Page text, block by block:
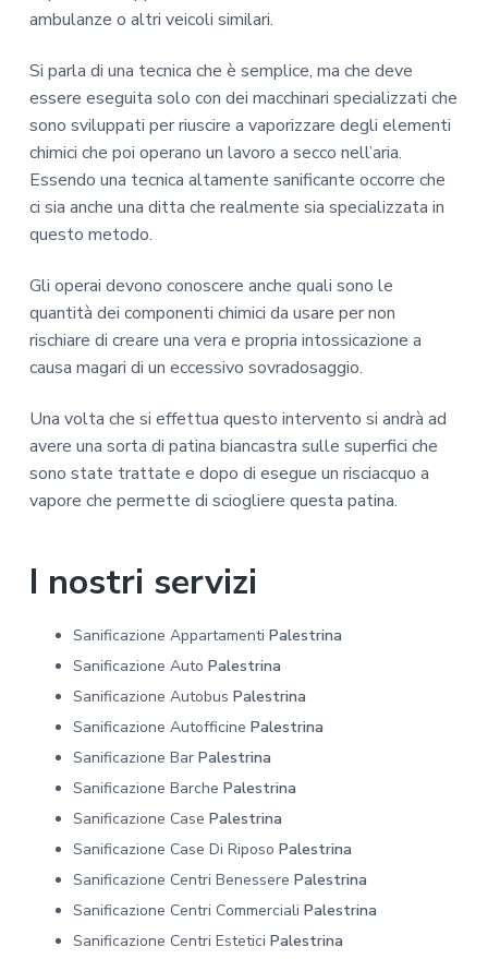
ambulanze o altri veicoli similari.
Si parla di una tecnica che è semplice, ma che deve
essere eseguita solo con dei macchinari specializzati che
sono sviluppati per riuscire a vaporizzare degli elementi
chimici che poi operano un lavoro a secco nell’aria.
Essendo una tecnica altamente sanificante occorre che
ci sia anche una ditta che realmente sia specializzata in
questo metodo.
Gli operai devono conoscere anche quali sono le
quantità dei componenti chimici da usare per non
rischiare di creare una vera e propria intossicazione a
causa magari di un eccessivo sovradosaggio.
Una volta che si effettua questo intervento si andrà ad
avere una sorta di patina biancastra sulle superfici che
sono state trattate e dopo di esegue un risciacquo a
vapore che permette di sciogliere questa patina.
I nostri servizi
Sanificazione Appartamenti Palestrina
Sanificazione Auto Palestrina
Sanificazione Autobus Palestrina
Sanificazione Autofficine Palestrina
Sanificazione Bar Palestrina
Sanificazione Barche Palestrina
Sanificazione Case Palestrina
Sanificazione Case Di Riposo Palestrina
Sanificazione Centri Benessere Palestrina
Sanificazione Centri Commerciali Palestrina
Sanificazione Centri Estetici Palestrina